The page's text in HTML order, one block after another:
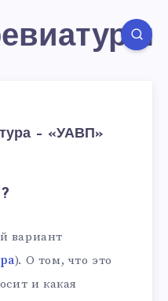
– «УАВП»
вариант
). О том, что это
и какая